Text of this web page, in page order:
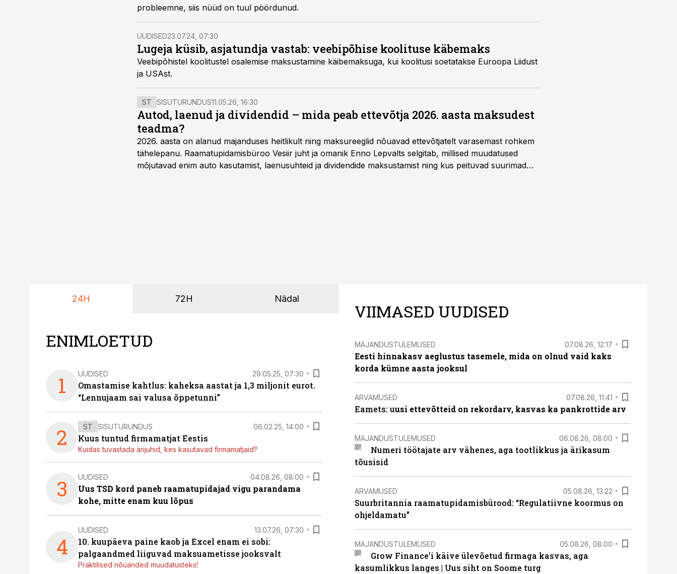
probleemne, siis nüüd on tuul pöördunud.
UUDISED23.07.24, 07:30
Lugeja küsib, asjatundja vastab: veebipõhise koolituse käbemaks
Veebipõhistel koolitustel osalemise maksustamine käibemaksuga, kui koolitusi soetatakse Euroopa Liidust
ja USAst.
ST SISUTURUNDUS11.05.26, 16:30
Autod, laenud ja dividendid – mida peab ettevõtja 2026. aasta maksudest
teadma?
2026. aasta on alanud majanduses heitlikult ning maksureeglid nõuavad ettevõtjatelt varasemast rohkem
tähelepanu. Raamatupidamisbüroo Vesiir juht ja omanik Enno Lepvalts selgitab, millised muudatused
mõjutavad enim auto kasutamist, laenusuhteid ja dividendide maksustamist ning kus peituvad suurimad
24H 72H Nädal
ENIMLOETUD
1 UUDISED 29.05.25, 07:30
Omastamise kahtlus: kaheksa aastat ja 1,3 miljonit eurot.
“Lennujaam sai valusa õppetunni”
2 ST SISUTURUNDUS 06.02.25, 14:00
Kuus tuntud firmamatjat Eestis
Kuidas tuvastada ärijuhid, kes kasutavad firmamatjaid?
3 UUDISED 04.08.26, 08:00
Uus TSD kord paneb raamatupidajad vigu parandama
kohe, mitte enam kuu lõpus
4
UUDISED 13.07.26, 07:30
10. kuupäeva paine kaob ja Excel enam ei sobi:
palgaandmed liiguvad maksuametisse jooksvalt
Praktilised nõuanded muudatusteks!
VIIMASED UUDISED
MAJANDUSTULEMUSED 07.08.26, 12:17
Eesti hinnakasv aeglustus tasemele, mida on olnud vaid kaks
korda kümne aasta jooksul
ARVAMUSED 07.08.26, 11:41
Eamets: uusi ettevõtteid on rekordarv, kasvas ka pankrottide arv
MAJANDUSTULEMUSED 06.08.26, 08:00
Numeri töötajate arv vähenes, aga tootlikkus ja ärikasum
tõusisid
ARVAMUSED 05.08.26, 13:22
Suurbritannia raamatupidamisbürood: “Regulatiivne koormus on
ohjeldamatu”
MAJANDUSTULEMUSED 05.08.26, 08:00
Grow Finance’i käive ülevõetud firmaga kasvas, aga
kasumlikkus langes | Uus siht on Soome turg